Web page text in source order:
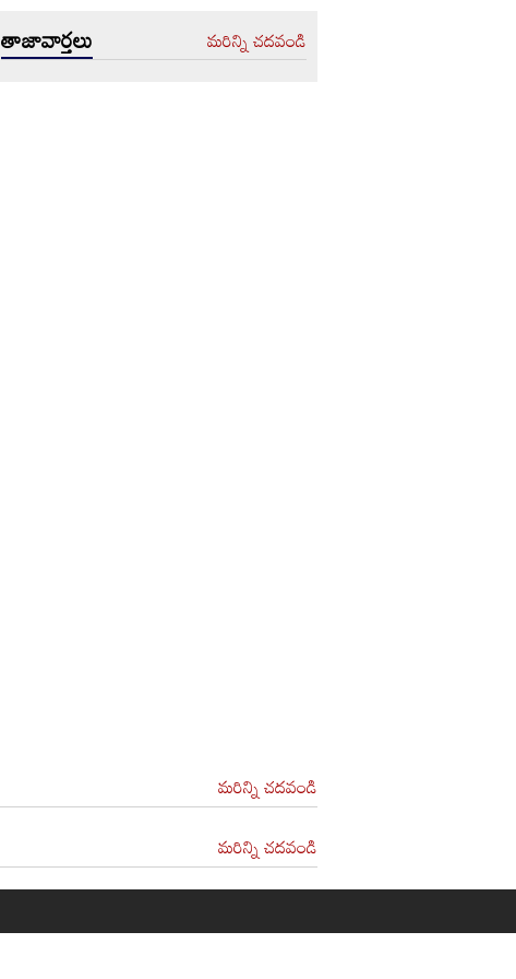
తాజావార్తలు మరిన్ని చదవండి
మరిన్ని చదవండి
మరిన్ని చదవండి